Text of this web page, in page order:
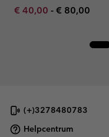
Minimum sale price:
€ 40,00 - Maximum
€ 80,00
(+)3278480783
Helpcentrum